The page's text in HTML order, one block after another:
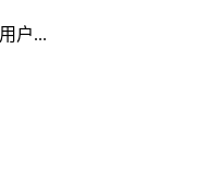
户...